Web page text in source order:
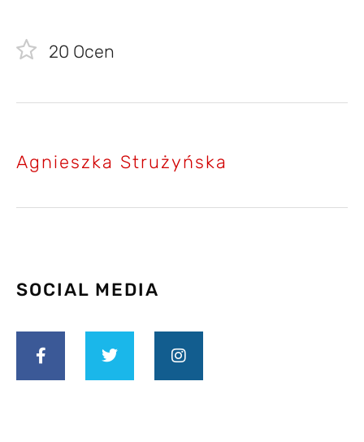
20 Ocen
Agnieszka Strużyńska
SOCIAL MEDIA